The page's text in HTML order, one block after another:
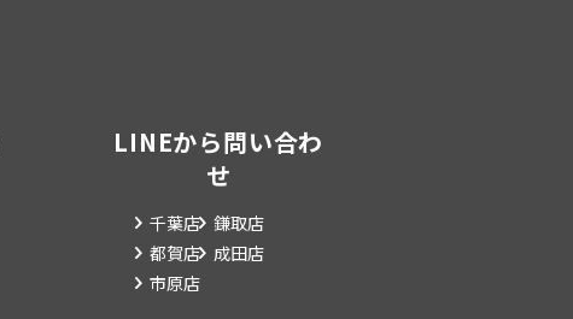
LINEから問い合わ
せ
千葉店 鎌取店
都賀店
成田店
市原店